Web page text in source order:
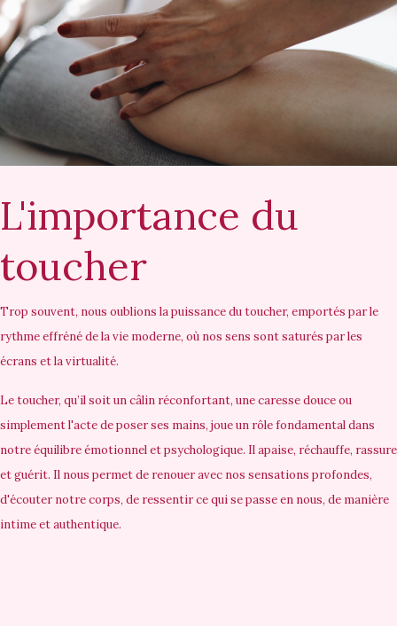
L'importance du
toucher
Trop souvent, nous oublions la puissance du toucher, emportés par le
rythme effréné de la vie moderne, où nos sens sont saturés par les
écrans et la virtualité.
Le toucher, qu’il soit un câlin réconfortant, une caresse douce ou
simplement l'acte de poser ses mains, joue un rôle fondamental dans
notre équilibre émotionnel et psychologique. Il apaise, réchauffe, rassure
et guérit. Il nous permet de renouer avec nos sensations profondes,
d'écouter notre corps, de ressentir ce qui se passe en nous, de manière
intime et authentique.